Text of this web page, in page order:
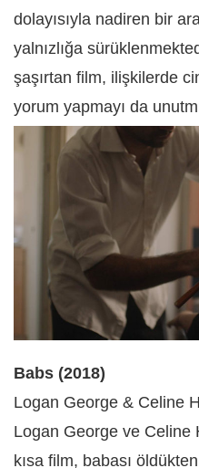
dolayısıyla nadiren bir
yalnızlığa
şaşırtan film, ilişkilerde
yorum yapmayı da
Babs (2018)
Logan George & Celine
Logan George ve Celine
kısa film, babası